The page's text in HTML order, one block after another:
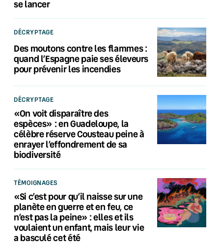
se lancer
DÉCRYPTAGE
Des moutons contre les flammes :
quand l’Espagne paie ses éleveurs
pour prévenir les incendies
DÉCRYPTAGE
«On voit disparaître des
espèces» : en Guadeloupe, la
célèbre réserve Cousteau peine à
enrayer l’effondrement de sa
biodiversité
TÉMOIGNAGES
«Si c’est pour qu’il naisse sur une
planète en guerre et en feu, ce
n’est pas la peine» : elles et ils
voulaient un enfant, mais leur vie
a basculé cet été